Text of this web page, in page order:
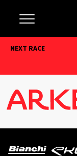
NEXT RACE